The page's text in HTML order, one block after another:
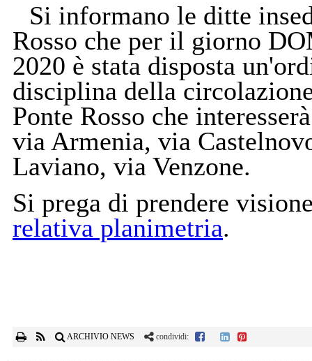
Si informano le ditte
Rosso che per il giorno
2020 è stata disposta
disciplina della
Ponte Rosso che
via Armenia, via
Laviano, via Venzone.
Si prega di prendere
relativa planimetria.
ARCHIVIO NEWS condividi: